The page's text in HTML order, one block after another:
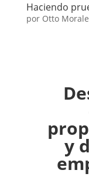
Haciendo
por Otto
y